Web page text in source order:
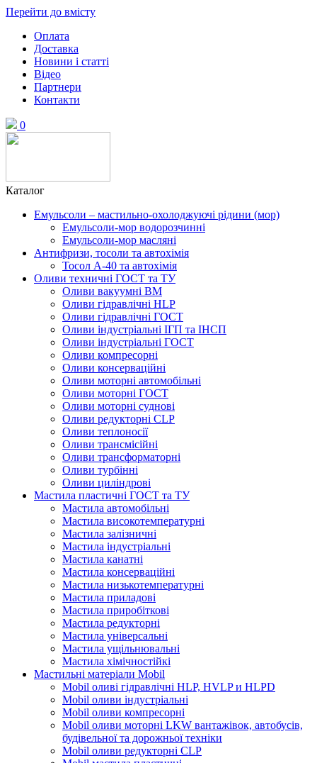
Перейти до вмісту
Оплата
Доставка
Новини і статті
Відео
Партнери
Контакти
0
Каталог
Емульсоли – мастильно-охолоджуючі рідини (мор)
Емульсоли-мор водорозчинні
Емульсоли-мор масляні
Антифризи, тосоли та автохімія
Тосол А-40 та автохімія
Оливи техничні ГОСТ та ТУ
Оливи вакуумні ВМ
Оливи гідравлічні HLP
Оливи гідравлічні ГОСТ
Оливи індустріальні ІГП та ІНСП
Оливи індустріальні ГОСТ
Оливи компресорні
Оливи консерваційні
Оливи моторні автомобільні
Оливи моторні ГОСТ
Оливи моторні суднові
Оливи редукторні CLP
Оливи теплоносії
Оливи трансмісійні
Оливи трансформаторні
Оливи турбінні
Оливи циліндрові
Мастила пластичні ГОСТ та ТУ
Мастила автомобільні
Мастила високотемпературні
Мастила залізничні
Мастила індустріальні
Мастила канатні
Мастила консерваційні
Мастила низькотемпературні
Мастила приладові
Мастила приробіткові
Мастила редукторні
Мастила універсальні
Мастила ущільнювальні
Мастила хімічностійкі
Мастильні матеріали Mobil
Mobil оливі гідравлічні HLP, HVLP и HLPD
Mobil оливи індустріальні
Mobil оливи компресорні
Mobil оливи моторні LKW вантажівок, автобусів,
будівельної та дорожньої техніки
Mobil оливи редукторні CLP